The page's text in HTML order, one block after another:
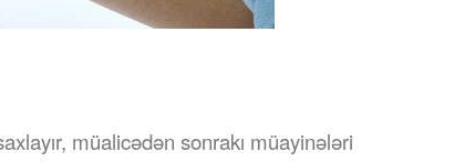
müalicədən sonrakı müayinələri